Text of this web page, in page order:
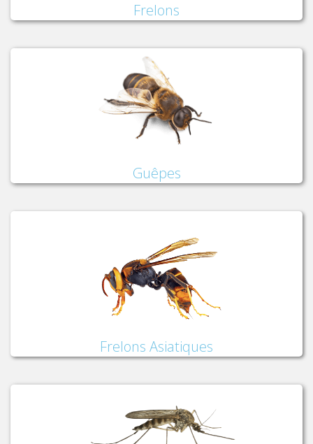
Frelons
Guêpes
Frelons Asiatiques